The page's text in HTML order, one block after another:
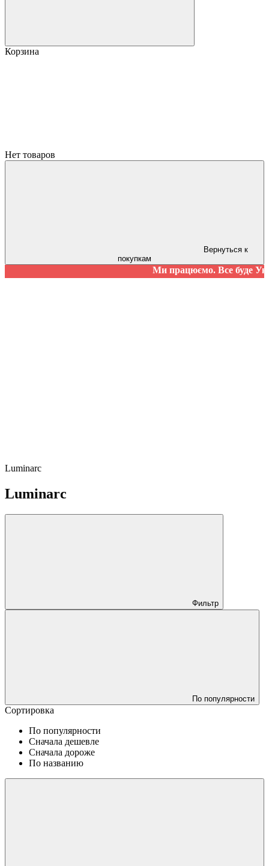
Корзина
Нет товаров
Вернуться к
покупкам
Ми працюємо. Все буде Україна!
Luminarc
Luminarc
Фильтр
По популярности
Сортировка
По популярности
Сначала дешевле
Сначала дороже
По названию